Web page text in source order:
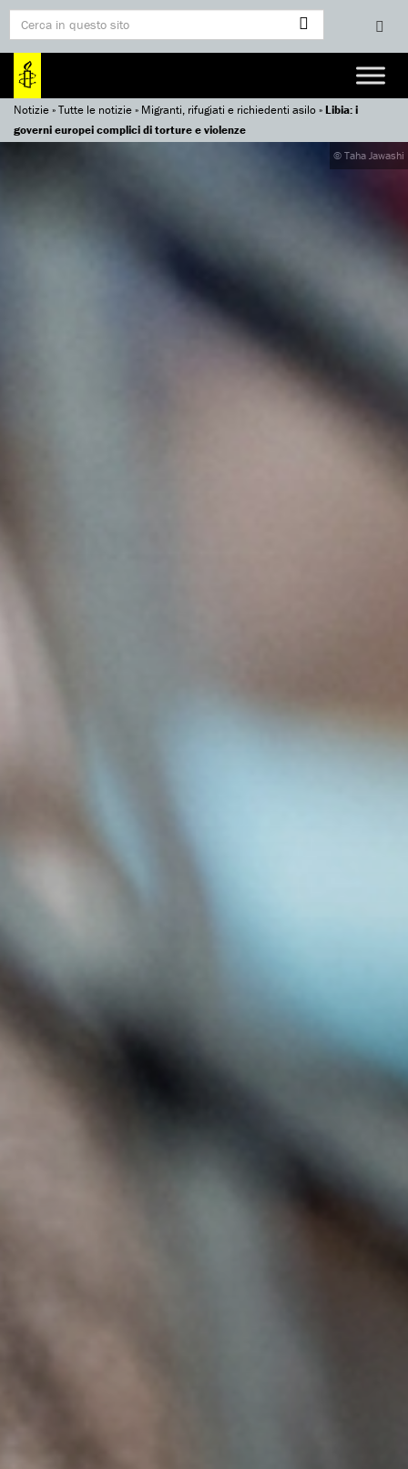
Notizie»Tutte le notizie» Migranti, rifugiati e richiedenti asilo»Libia: i
governi europei complici di torture e violenze
© Taha Jawashi